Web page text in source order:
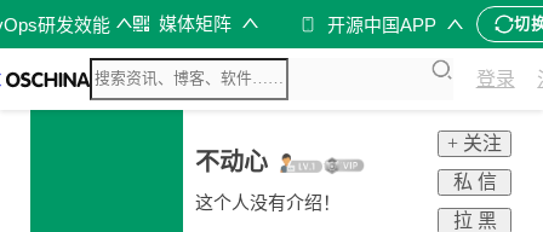
研发效能 媒体矩阵 开源中国APP 切
登录
不动心
这个人没有介绍！
+ 关注
私 信
拉 黑